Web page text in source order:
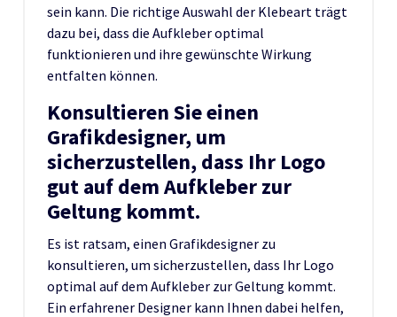
sein kann. Die richtige Auswahl der Klebeart trägt
dazu bei, dass die Aufkleber optimal
funktionieren und ihre gewünschte Wirkung
entfalten können.
Konsultieren Sie einen
Grafikdesigner, um
sicherzustellen, dass Ihr Logo
gut auf dem Aufkleber zur
Geltung kommt.
Es ist ratsam, einen Grafikdesigner zu
konsultieren, um sicherzustellen, dass Ihr Logo
optimal auf dem Aufkleber zur Geltung kommt.
Ein erfahrener Designer kann Ihnen dabei helfen,